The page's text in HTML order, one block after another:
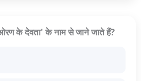
के देवता' के नाम से जाने जाते हैं?